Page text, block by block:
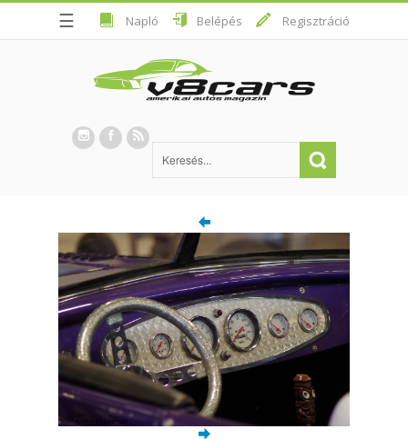
☰ Napló Belépés Regisztráció